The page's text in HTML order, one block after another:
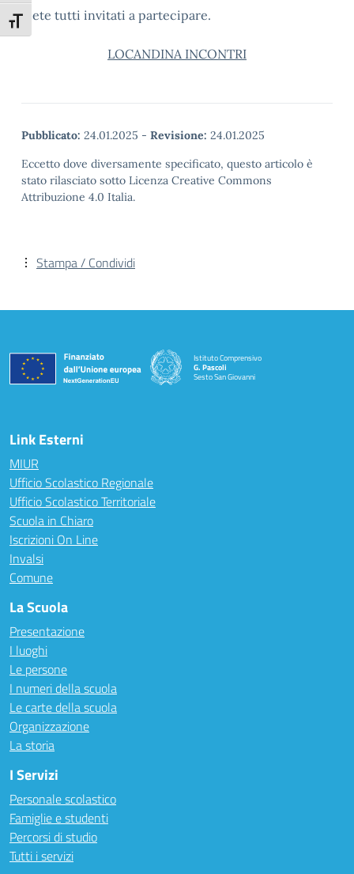
Attiva/disattiva dimensione testo
Siete tutti invitati a partecipare.
LOCANDINA INCONTRI
Pubblicato: 24.01.2025 - Revisione: 24.01.2025
Eccetto dove diversamente specificato, questo articolo è
stato rilasciato sotto Licenza Creative Commons
Attribuzione 4.0 Italia.
Stampa / Condividi
Istituto Comprensivo
G. Pascoli
Sesto San Giovanni
Link Esterni
MIUR
Ufficio Scolastico Regionale
Ufficio Scolastico Territoriale
Scuola in Chiaro
Iscrizioni On Line
Invalsi
Comune
La Scuola
Presentazione
I luoghi
Le persone
I numeri della scuola
Le carte della scuola
Organizzazione
La storia
I Servizi
Personale scolastico
Famiglie e studenti
Percorsi di studio
Tutti i servizi